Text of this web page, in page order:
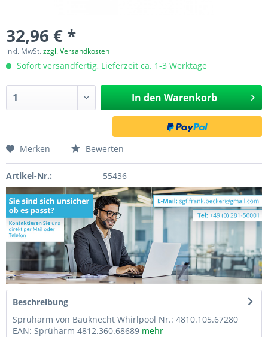
32,96 € *
inkl. MwSt.zzgl. Versandkosten
Sofort versandfertig, Lieferzeit ca. 1-3 Werktage
In den Warenkorb
Merken Bewerten
Artikel-Nr.: 55436
Beschreibung
Sprüharm von Bauknecht Whirlpool Nr.: 4810.105.67280
EAN: Sprüharm 4812.360.68689 mehr